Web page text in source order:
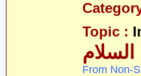
Topic :
From Non-